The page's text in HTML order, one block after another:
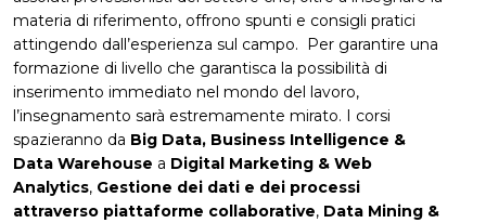
materia di riferimento, offrono spunti e consigli pratici
attingendo dall’esperienza sul campo. Per garantire una
formazione di livello che garantisca la possibilità di
inserimento immediato nel mondo del lavoro,
l’insegnamento sarà estremamente mirato. I corsi
spazieranno da Big Data, Business Intelligence &
Data Warehouse a Digital Marketing & Web
Analytics, Gestione dei dati e dei processi
attraverso piattaforme collaborative, Data Mining &